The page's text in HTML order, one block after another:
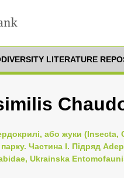
LITERATURE
або жуки
Частина I. Підряд
Ukrainska